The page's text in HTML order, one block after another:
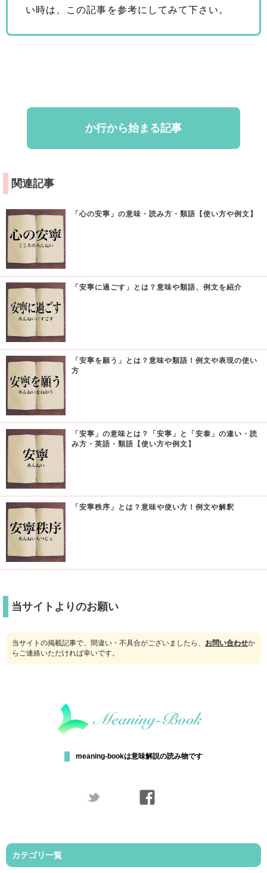
い時は、この記事を参考にしてみて下さい。
か行から始まる記事
関連記事
「心の安寧」の意味・読み方・類語【使い方や例文】
「安寧に過ごす」とは？意味や類語、例文を紹介
「安寧を願う」とは？意味や類語！例文や表現の使い
方
「安寧」の意味とは？「安寧」と「安泰」の違い・読
み方・英語・類語【使い方や例文】
「安寧秩序」とは？意味や使い方！例文や解釈
当サイトよりのお願い
当サイトの掲載記事で、間違い・不具合がございましたら、 お問い合わせか
らご連絡いただければ幸いです。
meaning-bookは意味解説の読み物です
カテゴリ一覧